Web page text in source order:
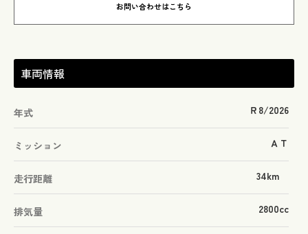
お問い合わせはこちら
車両情報
年式 Ｒ8/2026
ミッション ＡＴ
走行距離 34km
排気量 2800cc